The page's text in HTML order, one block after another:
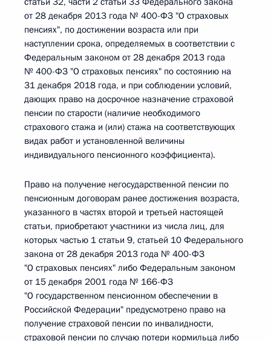
от 28 декабря 2013 года № 400-ФЗ "О страховых
пенсиях", по достижении возраста или при
наступлении срока, определяемых в соответствии с
Федеральным законом от 28 декабря 2013 года
№ 400-ФЗ "О страховых пенсиях" по состоянию на
31 декабря 2018 года, и при соблюдении условий,
дающих право на досрочное назначение страховой
пенсии по старости (наличие необходимого
страхового стажа и (или) стажа на соответствующих
видах работ и установленной величины
индивидуального пенсионного коэффициента).
Право на получение негосударственной пенсии по
пенсионным договорам ранее достижения возраста,
указанного в частях второй и третьей настоящей
статьи, приобретают участники из числа лиц, для
которых частью 1 статьи 9, статьей 10 Федерального
закона от 28 декабря 2013 года № 400-ФЗ
"О страховых пенсиях" либо Федеральным законом
от 15 декабря 2001 года № 166-ФЗ
"О государственном пенсионном обеспечении в
Российской Федерации" предусмотрено право на
получение страховой пенсии по инвалидности,
страховой пенсии по случаю потери кормильца либо